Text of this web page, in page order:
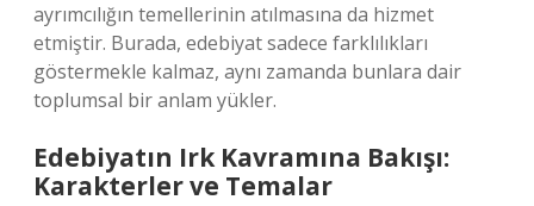
ayrımcılığın temellerinin atılmasına da hizmet
etmiştir. Burada, edebiyat sadece farklılıkları
göstermekle kalmaz, aynı zamanda bunlara dair
toplumsal bir anlam yükler.
Edebiyatın Irk Kavramına Bakışı:
Karakterler ve Temalar